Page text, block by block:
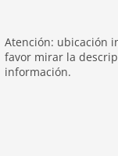
Atención: ubicación
favor mirar la
información.